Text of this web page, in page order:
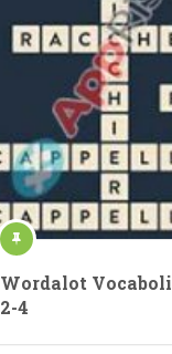
Wordalot
2-4